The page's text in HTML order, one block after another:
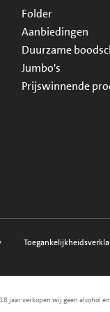
Folder
Aanbiedingen
Duurzame
Jumbo's
Prijswinnende
jaar verkopen wij geen alcohol